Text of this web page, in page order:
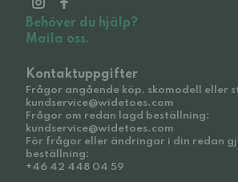
Behöver du hjälp?
Maila oss.
Kontaktuppgifter
Frågor angående köp, skomodell eller
kundservice@widetoes.com
Frågor om redan lagd beställning:
kundservice@widetoes.com
För frågor eller ändringar i din redan
beställning:
+46 42 448 04 59